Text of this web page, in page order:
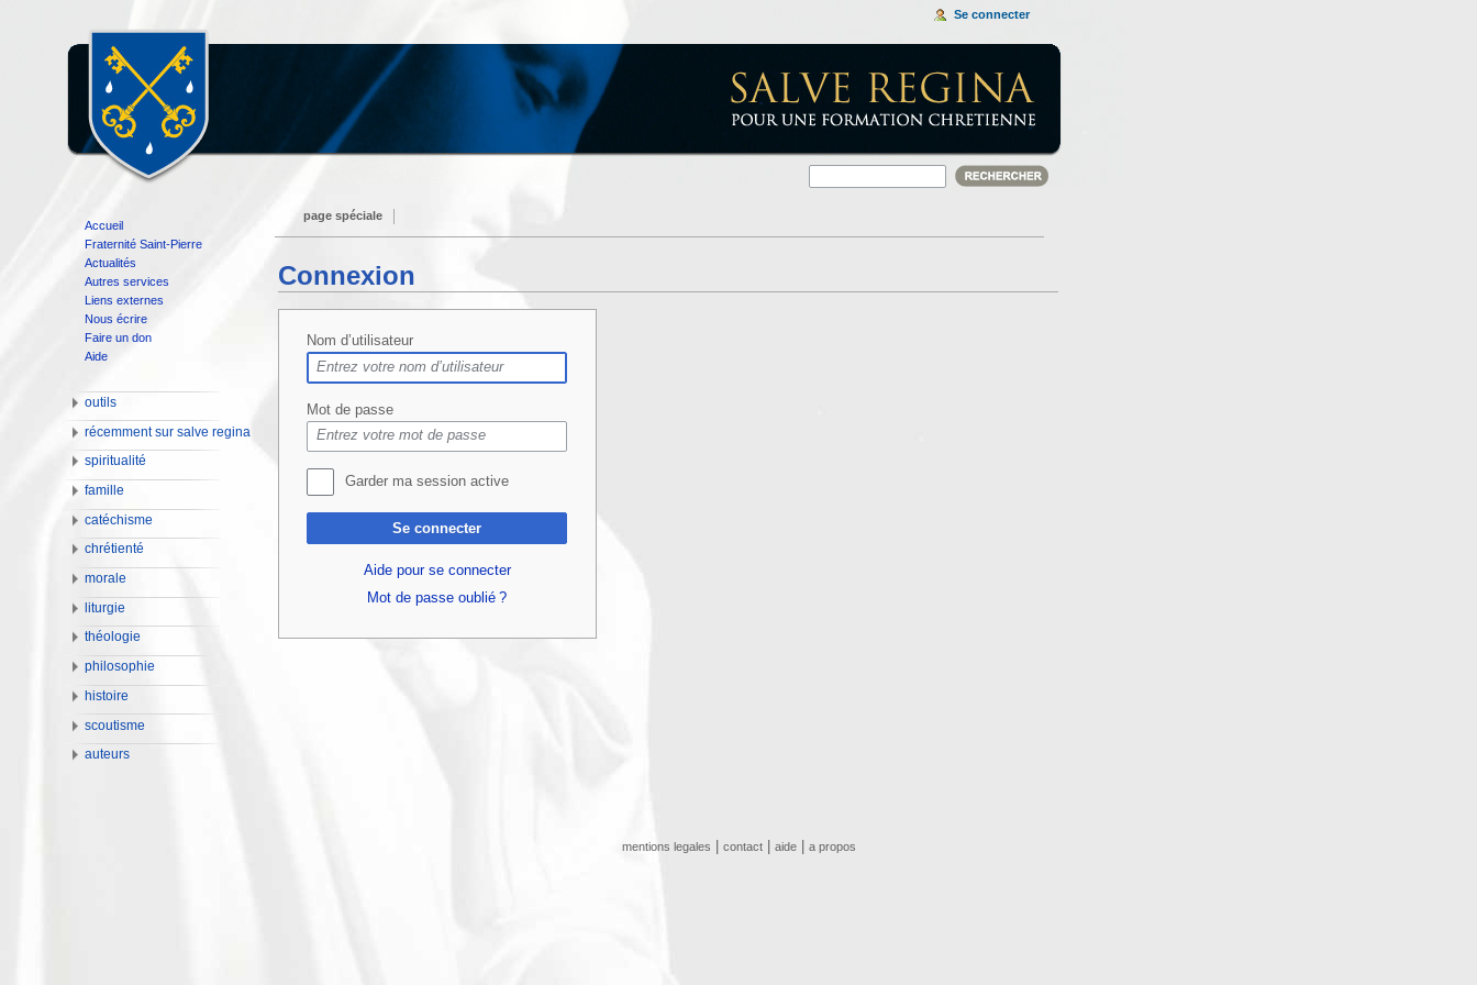
Connexion
Nom d’utilisateur
Mot de passe
Garder ma session active
Se connecter
Aide pour se connecter
Mot de passe oublié ?
page spéciale
Se connecter
Accueil
Fraternité Saint-Pierre
Actualités
Autres services
Liens externes
Nous écrire
Faire un don
Aide
outils
récemment sur salve regina
spiritualité
famille
catéchisme
chrétienté
morale
liturgie
théologie
philosophie
histoire
scoutisme
auteurs
mentions legales contact| aide| a propos